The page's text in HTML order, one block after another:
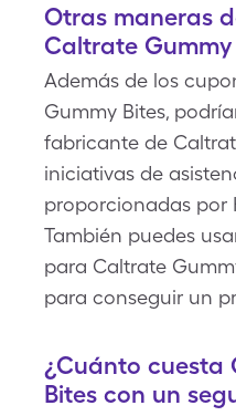
Otras maneras
Caltrate Gummy
Además de los
Gummy Bites,
fabricante de
iniciativas de
proporcionadas por
También puedes
para Caltrate
para conseguir un
¿Cuánto cuesta
Bites con un